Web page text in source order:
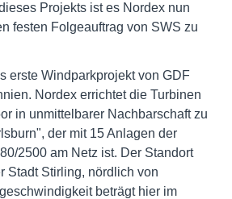
Projekts ist es Nordex nun
festen Folgeauftrag von SWS zu
erste Windparkprojekt von GDF
Nordex errichtet die Turbinen
in unmittelbarer Nachbarschaft zu
der mit 15 Anlagen der
2500 am Netz ist. Der Standort
Stadt Stirling, nördlich von
beträgt hier im